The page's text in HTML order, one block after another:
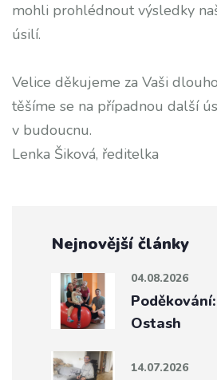
mohli prohlédnout výsledky
úsilí.
Velice děkujeme za Vaši
těšíme se na případnou další
v budoucnu.
Lenka Šiková, ředitelka
Nejnovější články
04.08.2026
Ostash
14.07.2026